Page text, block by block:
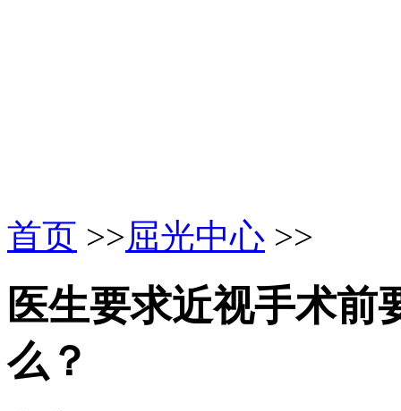
首页 >>屈光中心 >>
医生要求近视手术前
么？